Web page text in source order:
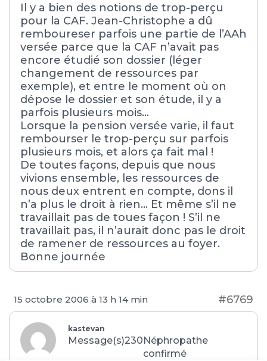
Il y a bien des notions de trop-perçu
pour la CAF. Jean-Christophe a dû
remboureser parfois une partie de l’AAh
versée parce que la CAF n’avait pas
encore étudié son dossier (léger
changement de ressources par
exemple), et entre le moment où on
dépose le dossier et son étude, il y a
parfois plusieurs mois…
Lorsque la pension versée varie, il faut
rembourser le trop-perçu sur parfois
plusieurs mois, et alors ça fait mal !
De toutes façons, depuis que nous
vivions ensemble, les ressources de
nous deux entrent en compte, dons il
n’a plus le droit à rien… Et même s’il ne
travaillait pas de toues façon ! S’il ne
travaillait pas, il n’aurait donc pas le droit
de ramener de ressources au foyer.
Bonne journée
15 octobre 2006 à 13 h 14 min #6769
kastevan
Message(s)230Néphropathe
confirmé